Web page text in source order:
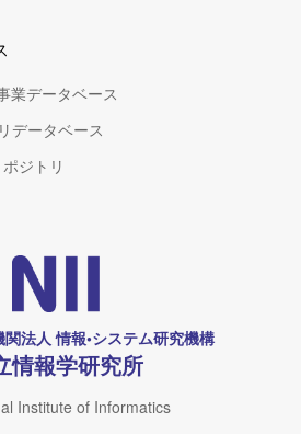
業データベース
データベース
ジトリ
法人 情報•システム研究機構
情報学研究所
Institute of Informatics